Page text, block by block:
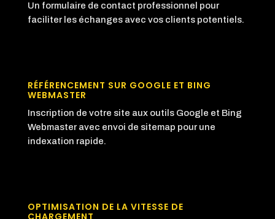
Un formulaire de contact professionnel pour
faciliter les échanges avec vos clients potentiels.
RÉFÉRENCEMENT SUR GOOGLE ET BING
WEBMASTER
Inscription de votre site aux outils Google et Bing
Webmaster avec envoi de sitemap pour une
indexation rapide.
OPTIMISATION DE LA VITESSE DE
CHARGEMENT